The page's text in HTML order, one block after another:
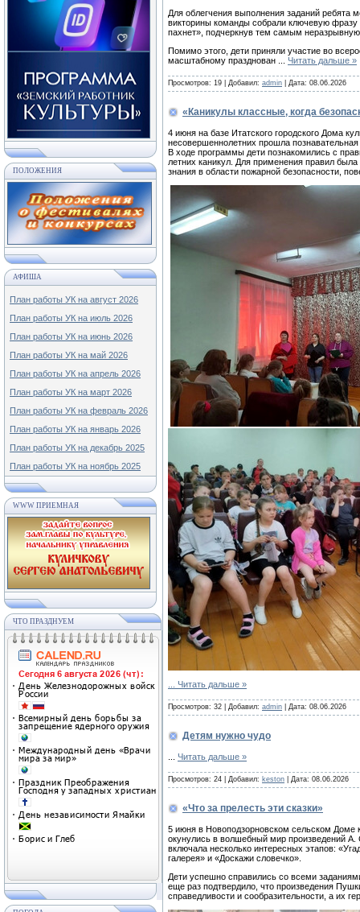
ПОЛОЖЕНИЯ
АФИША
План работы УК на август 2026
План работы УК на июль 2026
План работы УК на июнь 2026
План работы УК на май 2026
План работы УК на апрель 2026
План работы УК на март 2026
План работы УК на февраль 2026
План работы УК на январь 2026
План работы УК на декабрь 2025
План работы УК на ноябрь 2025
WWW ПРИЕМНАЯ
ЧТО ПРАЗДНУЕМ
Для облегчения выполнения заданий ребята
викторины команды собрали ключевую фразу
пахнет», подчеркнув тем самым
Помимо этого, дети приняли участие во
масштабному празднован
Читать дальше »
Просмотров: 19 Добавил: admin Дата: 08.06.2026
«Каникулы классные, когда
4 июня на базе Итатского городского Дома
несовершеннолетних прошла
В ходе программы дети познакомились с
летних каникул. Для применения правил
знания в области пожарной безопасности,
Читать дальше »
Просмотров: 32 Добавил: admin Дата: 08.06.2026
Детям нужно чудо
Читать дальше »
Просмотров: 24 Добавил: keston Дата: 08.06.2026
«Что за прелесть эти сказки»
5 июня в Новоподзорновском сельском Доме
окунулись в волшебный мир произведений А.
включала несколько интересных этапов:
галерея» и «Доскажи словечко».
Дети успешно справились со всеми
еще раз подтвердило, что произведения
справедливости и сообразительности, а их